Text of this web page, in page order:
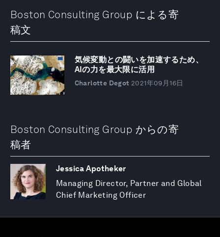
Boston Consulting Group による寄
稿文
気候変動との闘いを加速するため、
AIの力を最大限に活用
Charlotte Degot 2021年09月16日
Boston Consulting Group からの寄
稿者
Jessica Apotheker
Managing Director, Partner and Global
Chief Marketing Officer